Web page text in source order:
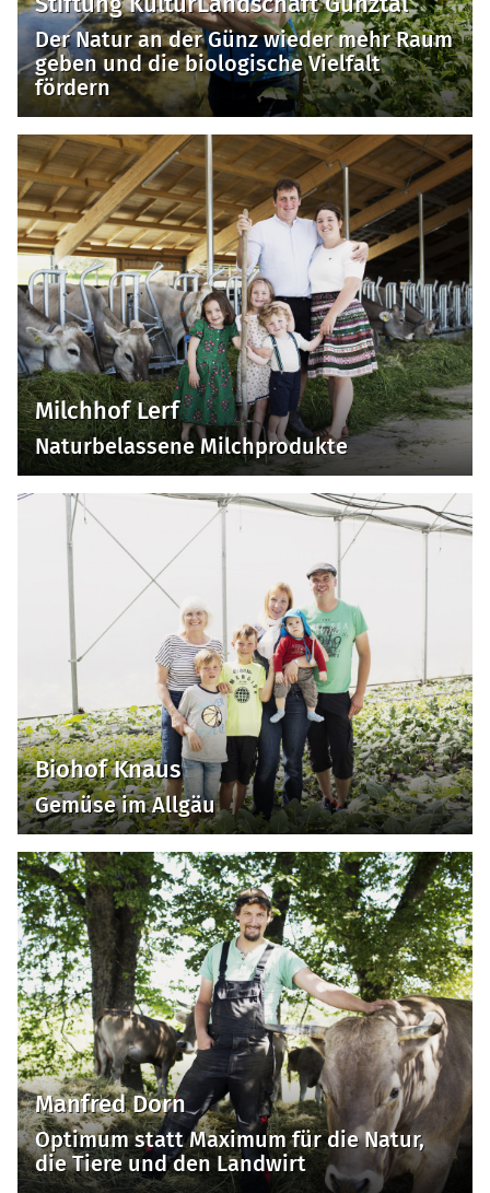
Der Natur an der Günz wieder mehr Raum
geben und die biologische Vielfalt
fördern
Milchhof Lerf
Naturbelassene Milchprodukte
Biohof Knaus
Gemüse im Allgäu
Manfred Dorn
Optimum statt Maximum für die Natur,
die Tiere und den Landwirt